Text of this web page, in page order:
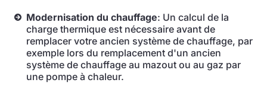
Modernisation du chauffage: Un calcul de la
charge thermique est nécessaire avant de
remplacer votre ancien système de chauffage, par
exemple lors du remplacement d'un ancien
système de chauffage au mazout ou au gaz par
une pompe à chaleur.